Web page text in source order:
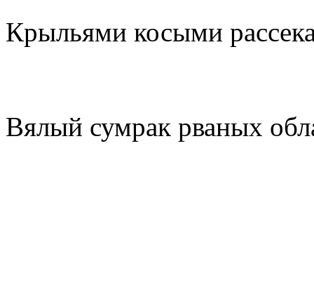
Крыльями косыми
Вялый сумрак рваных